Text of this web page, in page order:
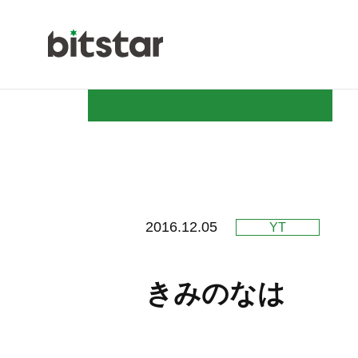
NEWS
COMPANY
2016.12.05 YT
きみのなは